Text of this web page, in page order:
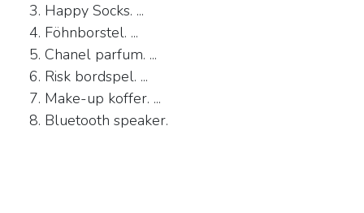
Happy Socks. ...
Föhnborstel. ...
Chanel parfum. ...
Risk bordspel. ...
Make-up koffer. ...
Bluetooth speaker.